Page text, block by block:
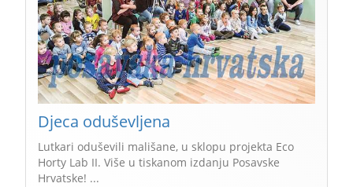
Djeca oduševljena
Lutkari oduševili mališane, u sklopu projekta Eco
Horty Lab II. Više u tiskanom izdanju Posavske
Hrvatske! ...